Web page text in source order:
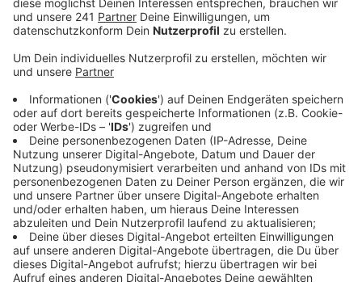
Anzeige
Auf regennasser Fahrbahn die Kontrolle
verloren
Anzeige
Am Mittwochabend (23. April) ereignete sich auf der
B266 zwischen Kommern und Firmenich ein Unfall, bei
dem eine 20-jährige Mechernicherin leicht verletzt
wurde. Aufgrund eines Regenschauers verlor sie die